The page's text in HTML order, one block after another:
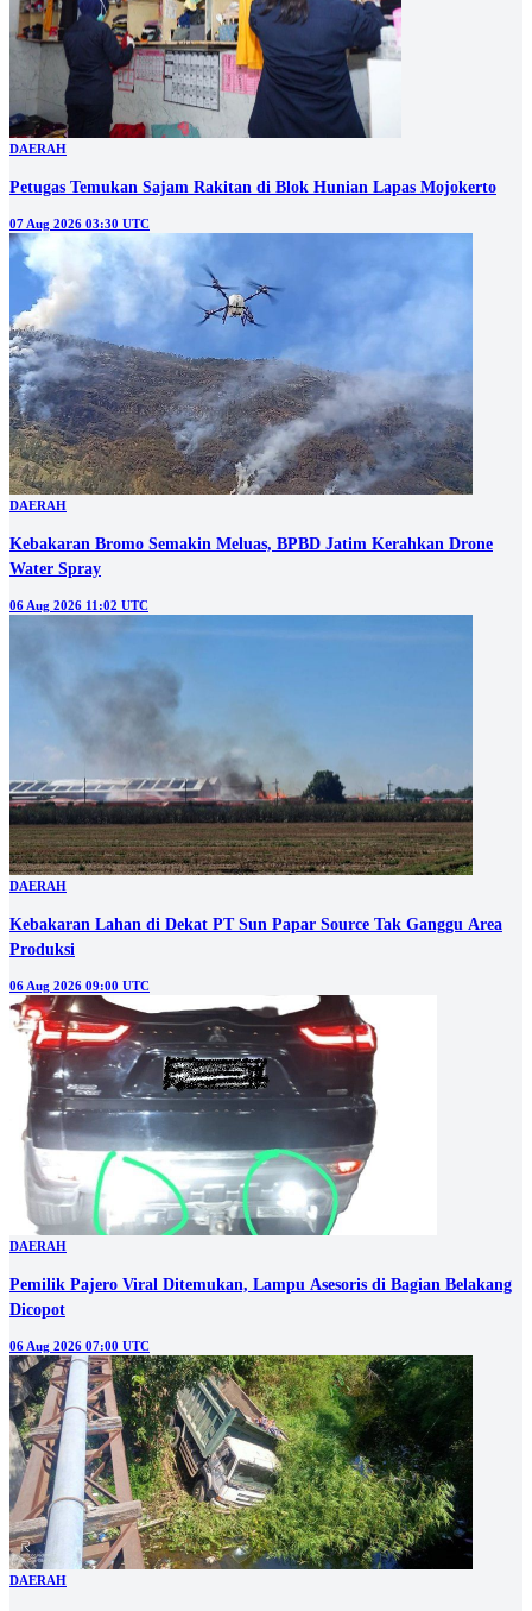
DAERAH
Petugas Temukan Sajam Rakitan di Blok Hunian Lapas Mojokerto
07 Aug 2026 03:30 UTC
DAERAH
Kebakaran Bromo Semakin Meluas, BPBD Jatim Kerahkan Drone
Water Spray
06 Aug 2026 11:02 UTC
DAERAH
Kebakaran Lahan di Dekat PT Sun Papar Source Tak Ganggu Area
Produksi
06 Aug 2026 09:00 UTC
DAERAH
Pemilik Pajero Viral Ditemukan, Lampu Asesoris di Bagian Belakang
Dicopot
06 Aug 2026 07:00 UTC
DAERAH